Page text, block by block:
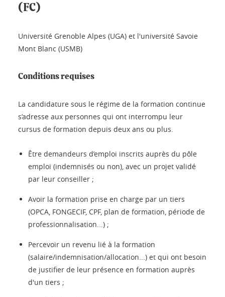
(FC)
Université Grenoble Alpes (UGA) et l'université Savoie
Mont Blanc (USMB)
Conditions requises
La candidature sous le régime de la formation continue
s’adresse aux personnes qui ont interrompu leur
cursus de formation depuis deux ans ou plus.
Être demandeurs d’emploi inscrits auprès du pôle
emploi (indemnisés ou non), avec un projet validé
par leur conseiller ;
Avoir la formation prise en charge par un tiers
(OPCA, FONGECIF, CPF, plan de formation, période de
professionnalisation...) ;
Percevoir un revenu lié à la formation
(salaire/indemnisation/allocation...) et qui ont besoin
de justifier de leur présence en formation auprès
d'un tiers ;